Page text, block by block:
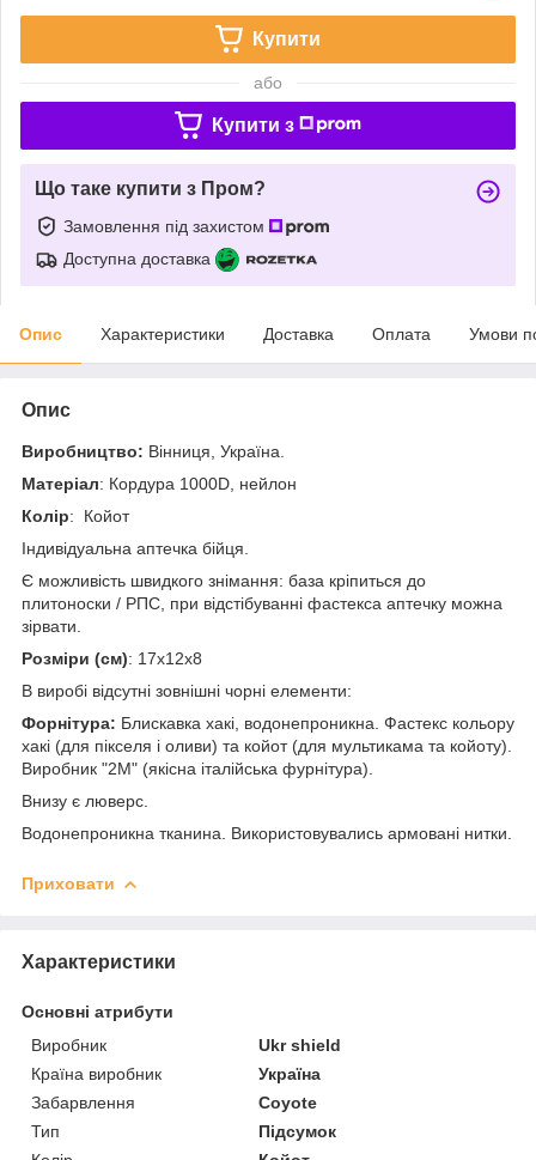
Купити
або
Купити з
Що таке купити з Пром?
Замовлення під захистом
Доступна доставка
Опис Характеристики Доставка Оплата Умови
Опис
Виробництво: Вінниця, Україна.
Матеріал: Кордура 1000D, нейлон
Колір: Койот
Індивідуальна аптечка бійця.
Є можливість швидкого знімання: база кріпиться до
плитоноски / РПС, при відстібуванні фастекса аптечку можна
зірвати.
Розміри (см): 17x12x8
В виробі відсутні зовнішні чорні елементи:
Форнітура: Блискавка хакі, водонепроникна. Фастекс кольору
хакі (для пікселя і оливи) та койот (для мультикама та койоту).
Виробник "2M" (якісна італійська фурнітура).
Внизу є люверс.
Водонепроникна тканина. Використовувались армовані нитки.
Приховати
Характеристики
Основні атрибути
Виробник
Ukr shield
Країна виробник
Україна
Забарвлення
Coyote
Тип
Підсумок